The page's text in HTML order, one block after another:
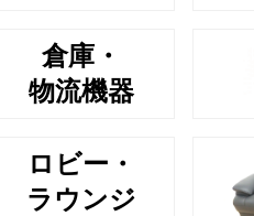
倉庫・
物流機器
ロビー・
ラウンジ